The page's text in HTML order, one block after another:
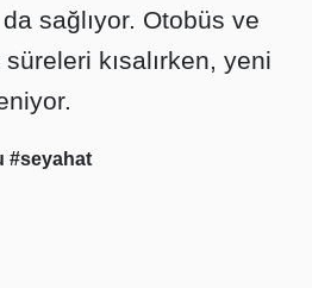
sağlıyor. Otobüs ve
kısalırken, yeni
#seyahat